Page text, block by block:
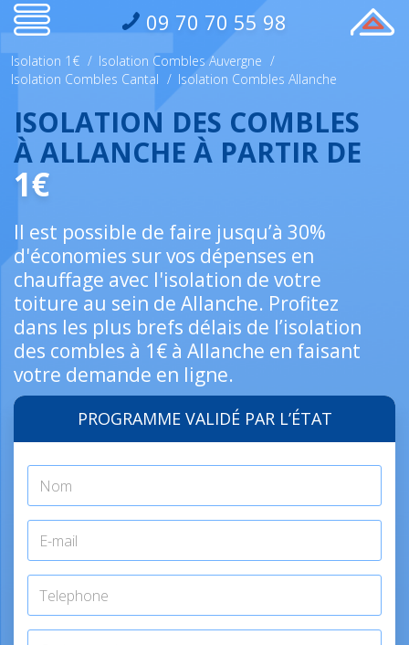
09 70 70 55 98
Isolation 1€ / Isolation Combles Auvergne /
Isolation Combles Cantal / Isolation Combles Allanche
ISOLATION DES COMBLES
À ALLANCHE À PARTIR DE
1€
Il est possible de faire jusqu’à 30%
d'économies sur vos dépenses en
chauffage avec l'isolation de votre
toiture au sein de Allanche. Profitez
dans les plus brefs délais de l’isolation
des combles à 1€ à Allanche en faisant
votre demande en ligne.
PROGRAMME VALIDÉ PAR L’ÉTAT